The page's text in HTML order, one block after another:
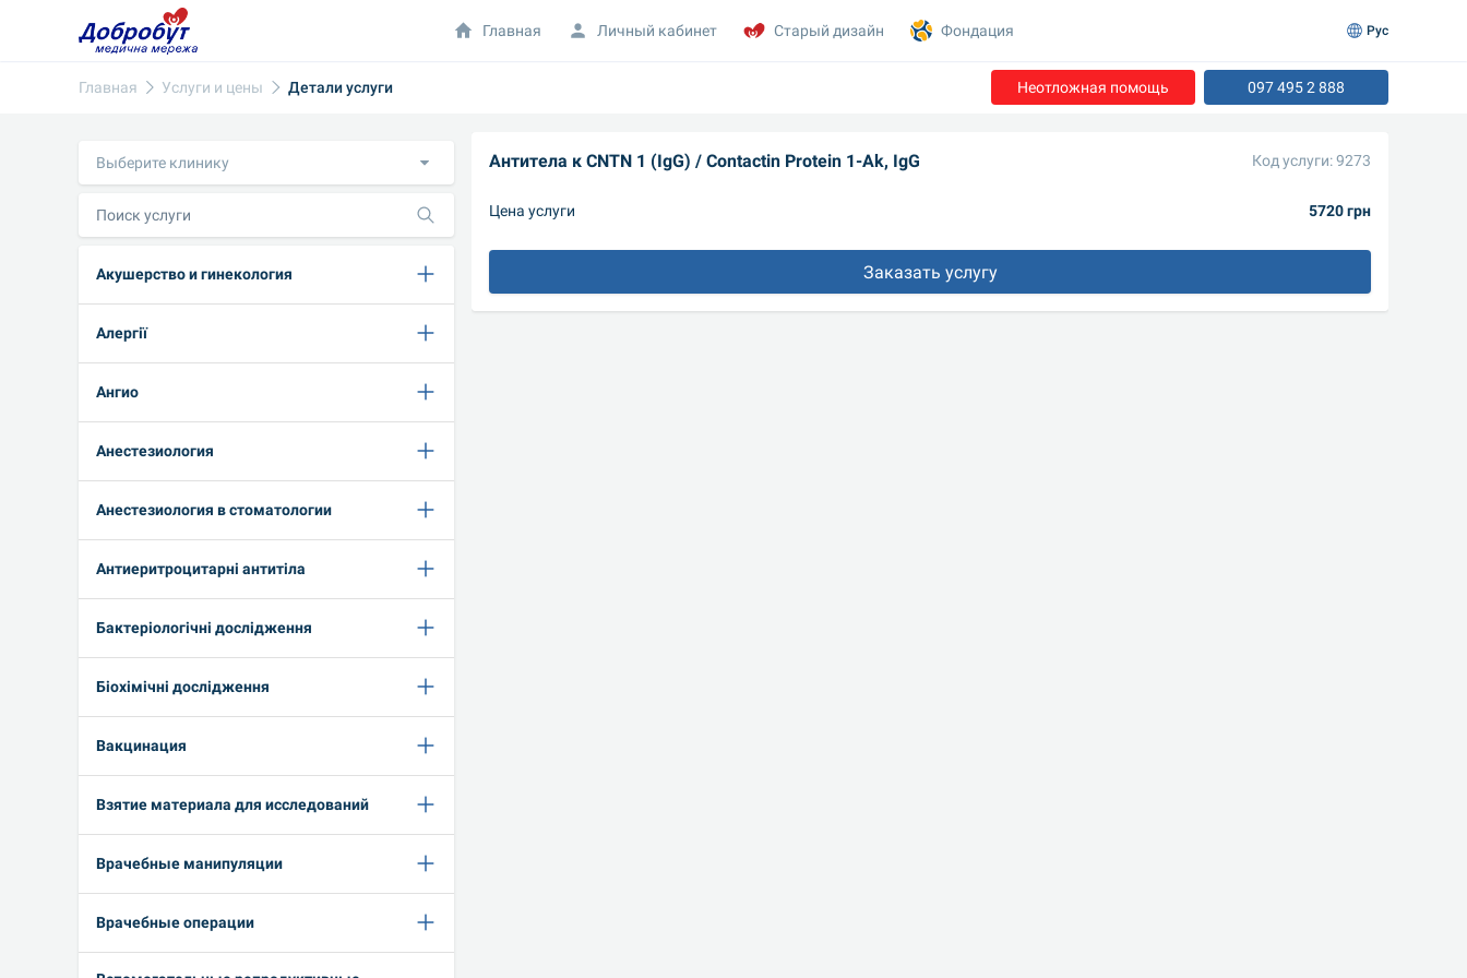
Главная Услуги и цены Детали услуги Неотложная помощь 097 495 2 888
Выберите клинику
Акушерство и гинекология
Алергії
Ангио
Анестезиология
Анестезиология в стоматологии
Антиеритроцитарні антитіла
Бактеріологічні дослідження
Біохімічні дослідження
Вакцинация
Взятие материала для исследований
Врачебные манипуляции
Врачебные операции
Антитела к CNTN 1 (IgG) / Contactin Protein 1-Ak, IgG Код услуги: 9273
Цена услуги 5720 грн
Заказать услугу
Главная Личный кабинет Старый дизайн Фондация Рус